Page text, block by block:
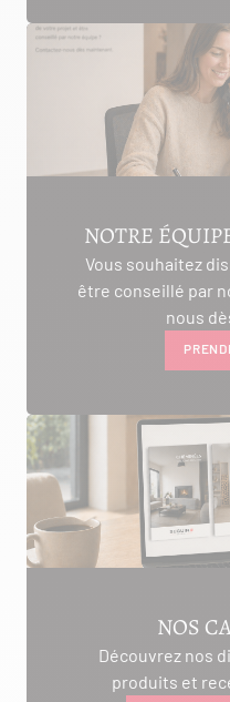
NOTRE
Vous souhaitez
être conseillé par
nous
NOS
Découvrez nos
produits et